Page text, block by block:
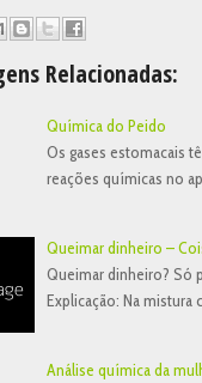
Relacionadas:
Química do Peido
Os gases estomacais
reações químicas no
Queimar dinheiro –
Queimar dinheiro? Só
Explicação: Na
Análise química da